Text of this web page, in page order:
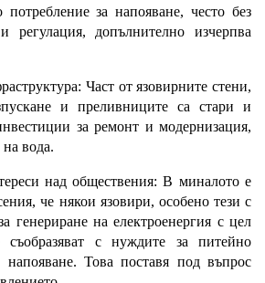
за напояване, често без
регулация, допълнително изчерпва
Част от язовирните стени,
и преливниците са стари и
за ремонт и модернизация,
на вода.
над обществения: В миналото е
че някои язовири, особено тези с
генериране на електроенергия с цел
с нуждите за питейно
напояване. Това поставя под въпрос